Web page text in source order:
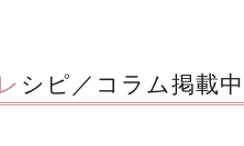
レシピ／コラム掲載中